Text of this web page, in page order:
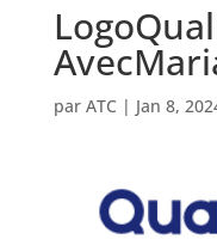
par ATC | Jan 8,